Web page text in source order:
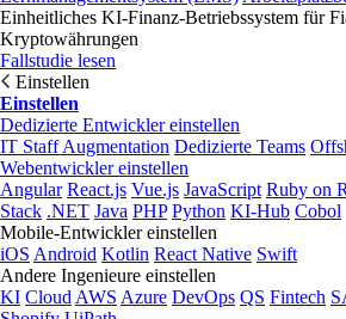
Einheitliches KI-Finanz-Betriebssystem für
Kryptowährungen
Fallstudie lesen
Einstellen
Einstellen
Dedizierte Entwickler einstellen
IT Staff Augmentation Dedizierte Teams
Webentwickler einstellen
Angular React.js Vue.js JavaScript Ruby on
Stack .NET Java PHP Python KI-Hub Cobol
Mobile-Entwickler einstellen
iOS Android Kotlin React Native Swift
Andere Ingenieure einstellen
KI Cloud AWS Azure DevOps QS Fintech